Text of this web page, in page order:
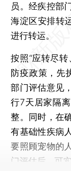
员。经疾控部
海淀区安排转
进行转运。
按照“应转尽
防疫政策，先
部门评估意见
行7天居家隔
整。同时，在
有基础性疾病
要照顾宠物的
门评估后，可